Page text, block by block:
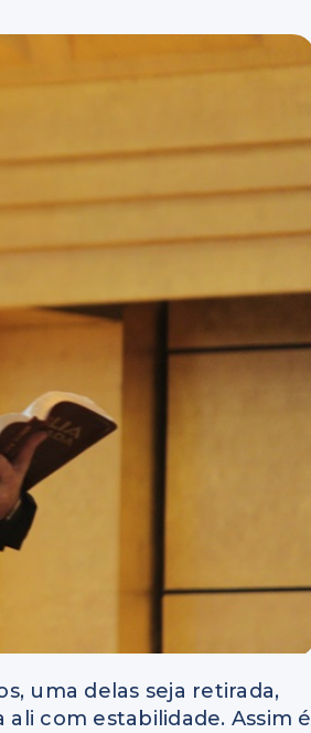
uma delas seja retirada,
com estabilidade. Assim é